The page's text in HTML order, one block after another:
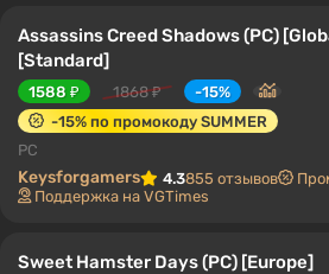
Assassins Creed Shadows (PC)
[Standard]
1588 ₽ 1868 ₽
-15%
-15% по промокоду SUMMER
PC
Keysforgamers 4.3855 отзывов
Поддержка на VGTimes
Sweet Hamster Days (PC) [Europe]